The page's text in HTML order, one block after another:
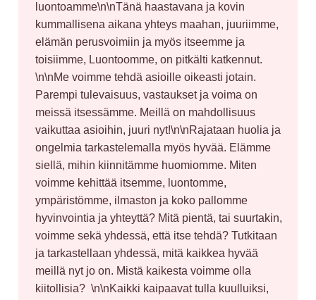
luontoamme\n\nTänä haastavana ja kovin
kummallisena aikana yhteys maahan, juuriimme,
elämän perusvoimiin ja myös itseemme ja
toisiimme, Luontoomme, on pitkälti katkennut.
\n\nMe voimme tehdä asioille oikeasti jotain.
Parempi tulevaisuus, vastaukset ja voima on
meissä itsessämme. Meillä on mahdollisuus
vaikuttaa asioihin, juuri nyt!\n\nRajataan huolia ja
ongelmia tarkastelemalla myös hyvää. Elämme
siellä, mihin kiinnitämme huomiomme. Miten
voimme kehittää itsemme, luontomme,
ympäristömme, ilmaston ja koko pallomme
hyvinvointia ja yhteyttä? Mitä pientä, tai suurtakin,
voimme sekä yhdessä, että itse tehdä? Tutkitaan
ja tarkastellaan yhdessä, mitä kaikkea hyvää
meillä nyt jo on. Mistä kaikesta voimme olla
kiitollisia?  \n\nKaikki kaipaavat tulla kuulluiksi,